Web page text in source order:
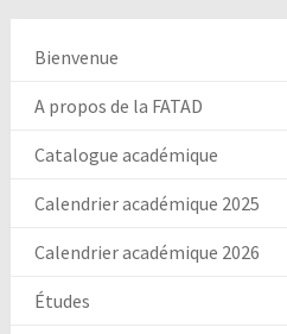
Bienvenue
A propos de la FATAD
Catalogue académique
Calendrier académique 2025
Calendrier académique 2026
Études